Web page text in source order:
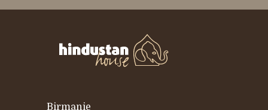
Birmanie